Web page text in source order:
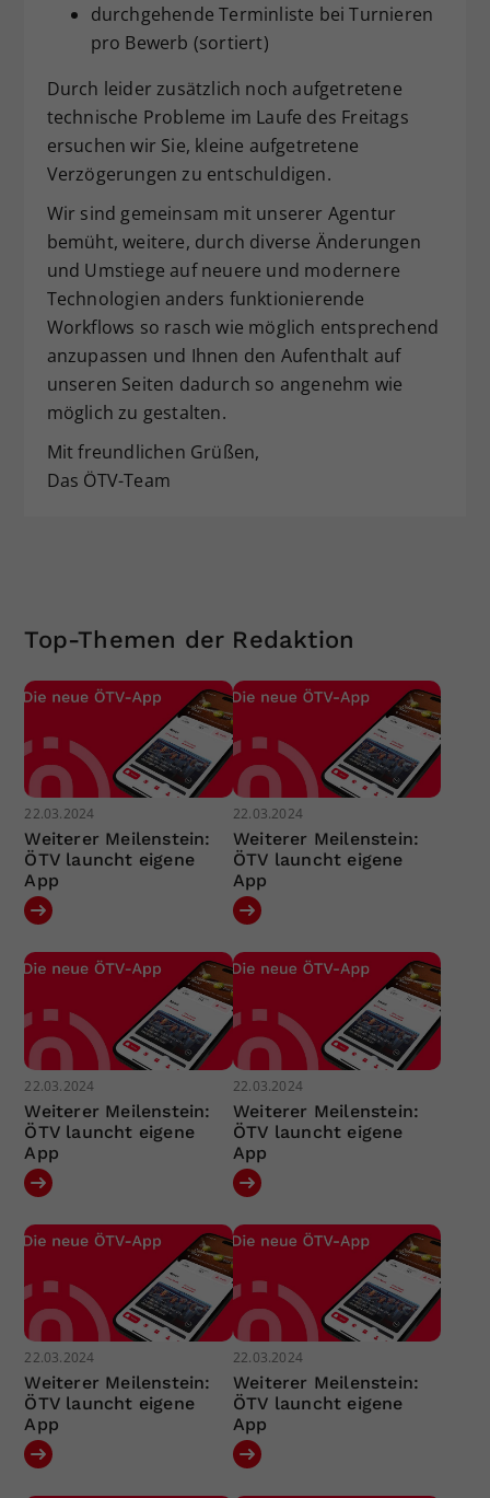
durchgehende Terminliste bei Turnieren
pro Bewerb (sortiert)
Durch leider zusätzlich noch aufgetretene
technische Probleme im Laufe des Freitags
ersuchen wir Sie, kleine aufgetretene
Verzögerungen zu entschuldigen.
Wir sind gemeinsam mit unserer Agentur
bemüht, weitere, durch diverse Änderungen
und Umstiege auf neuere und modernere
Technologien anders funktionierende
Workflows so rasch wie möglich entsprechend
anzupassen und Ihnen den Aufenthalt auf
unseren Seiten dadurch so angenehm wie
möglich zu gestalten.
Mit freundlichen Grüßen,
Das ÖTV-Team
Top-Themen der Redaktion
22.03.2024
Weiterer Meilenstein:
ÖTV launcht eigene
App
22.03.2024
Weiterer Meilenstein:
ÖTV launcht eigene
App
22.03.2024
Weiterer Meilenstein:
ÖTV launcht eigene
App
22.03.2024
Weiterer Meilenstein:
ÖTV launcht eigene
App
22.03.2024
Weiterer Meilenstein:
ÖTV launcht eigene
App
22.03.2024
Weiterer Meilenstein:
ÖTV launcht eigene
App